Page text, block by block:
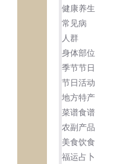
健康养生
常见病
人群
身体部位
季节节日
节日活动
地方特产
菜谱食谱
农副产品
美食饮食
福运占卜